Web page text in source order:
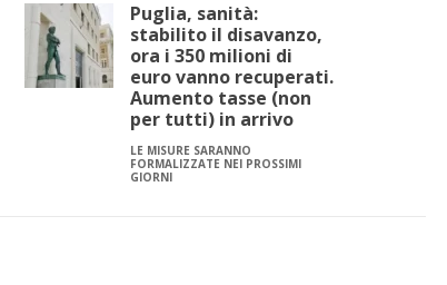
Puglia, sanità:
stabilito il disavanzo,
ora i 350 milioni di
euro vanno recuperati.
Aumento tasse (non
per tutti) in arrivo
LE MISURE SARANNO
FORMALIZZATE NEI PROSSIMI
GIORNI